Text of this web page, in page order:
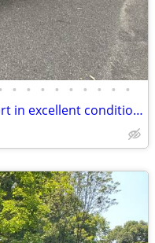
• • • • • • • • •
2018 Nissan rogue SV AWD Sport in excellent condition and clean titt